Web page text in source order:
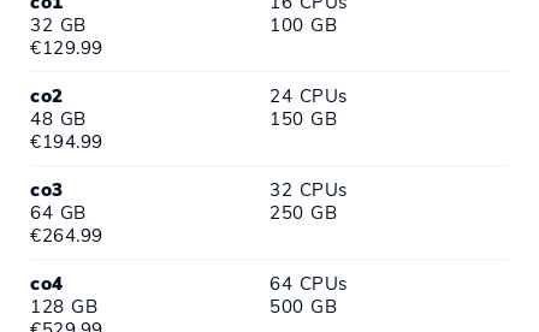
32 GB
100 GB
€129.99
co2
24 CPUs
48 GB
150 GB
€194.99
co3
32 CPUs
64 GB
250 GB
€264.99
co4
64 CPUs
128 GB
500 GB